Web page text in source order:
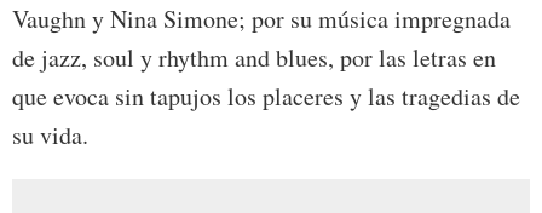
Vaughn y Nina Simone; por su música impregnada
de jazz, soul y rhythm and blues, por las letras en
que evoca sin tapujos los placeres y las tragedias de
su vida.